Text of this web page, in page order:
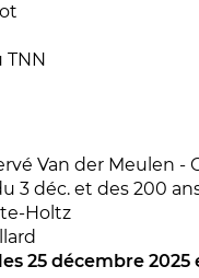
TNN
Van der
3 déc. et des 200
Holtz
les 25 décembre 2025